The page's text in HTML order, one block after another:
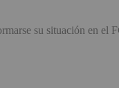
su situación en el